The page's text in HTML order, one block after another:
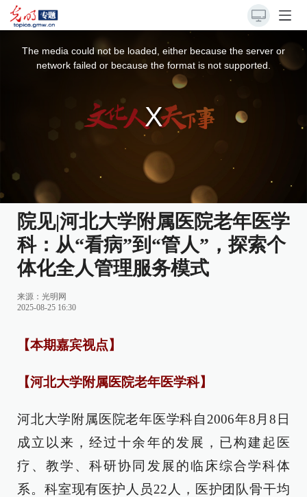
The media could not be loaded, either because the server or
network failed or because the format is not supported.
院见|河北大学附属医院老年医学
科：从“看病”到“管人”，探索个
体化全人管理服务模式
来源：光明网
2025-08-25 16:30
【本期嘉宾视点】
【河北大学附属医院老年医学科】
河北大学附属医院老年医学科自2006年8月8日
成立以来，经过十余年的发展，已构建起医
疗、教学、科研协同发展的临床综合学科体
系。科室现有医护人员22人，医护团队骨干均